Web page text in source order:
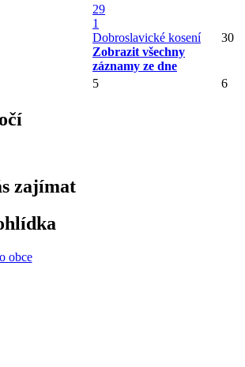
29
1
Dobroslavické kosení
Zobrazit všechny
záznamy ze dne
30
5 6
zajímat